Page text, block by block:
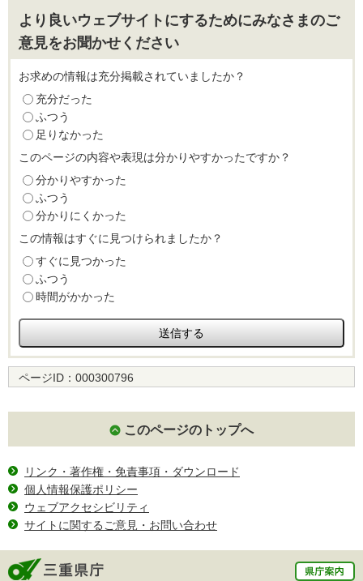
より良いウェブサイトにするためにみなさまのご
意見をお聞かせください
お求めの情報は充分掲載されていましたか？
充分だった
ふつう
足りなかった
このページの内容や表現は分かりやすかったですか？
分かりやすかった
ふつう
分かりにくかった
この情報はすぐに見つけられましたか？
すぐに見つかった
ふつう
時間がかかった
ページID： 000300796
このページのトップへ
リンク・著作権・免責事項・ダウンロード
個人情報保護ポリシー
ウェブアクセシビリティ
サイトに関するご意見・お問い合わせ